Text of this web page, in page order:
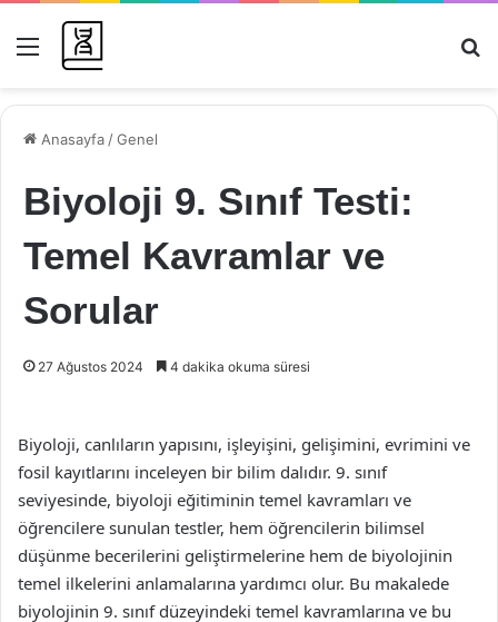
Menü
Anasayfa /Genel
Biyoloji 9. Sınıf Testi:
Temel Kavramlar ve
Sorular
27 Ağustos 2024 4 dakika okuma süresi
Biyoloji, canlıların yapısını, işleyişini, gelişimini, evrimini ve
fosil kayıtlarını inceleyen bir bilim dalıdır. 9. sınıf
seviyesinde, biyoloji eğitiminin temel kavramları ve
öğrencilere sunulan testler, hem öğrencilerin bilimsel
düşünme becerilerini geliştirmelerine hem de biyolojinin
temel ilkelerini anlamalarına yardımcı olur. Bu makalede
biyolojinin 9. sınıf düzeyindeki temel kavramlarına ve bu